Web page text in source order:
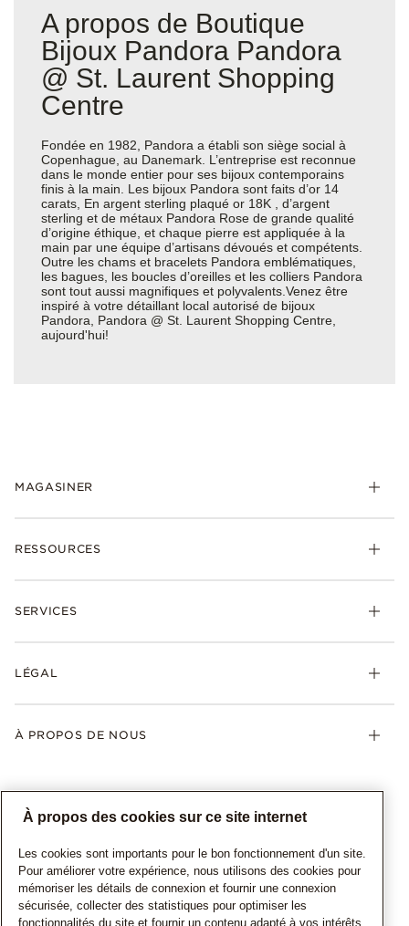
A propos de Boutique
Bijoux Pandora Pandora
@ St. Laurent Shopping
Centre
Fondée en 1982, Pandora a établi son siège social à
Copenhague, au Danemark. L’entreprise est reconnue
dans le monde entier pour ses bijoux contemporains
finis à la main. Les bijoux Pandora sont faits d’or 14
carats, En argent sterling plaqué or 18K , d’argent
sterling et de métaux Pandora Rose de grande qualité
d’origine éthique, et chaque pierre est appliquée à la
main par une équipe d’artisans dévoués et compétents.
Outre les chams et bracelets Pandora emblématiques,
les bagues, les boucles d’oreilles et les colliers Pandora
sont tout aussi magnifiques et polyvalents.Venez être
inspiré à votre détaillant local autorisé de bijoux
Pandora, Pandora @ St. Laurent Shopping Centre,
aujourd'hui!
MAGASINER
RESSOURCES
SERVICES
LÉGAL
À PROPOS DE NOUS
CANADA Français
À propos des cookies sur ce site internet
Les cookies sont importants pour le bon fonctionnement d'un site.
Pour améliorer votre expérience, nous utilisons des cookies pour
mémoriser les détails de connexion et fournir une connexion
sécurisée, collecter des statistiques pour optimiser les
fonctionnalités du site et fournir un contenu adapté à vos intérêts.